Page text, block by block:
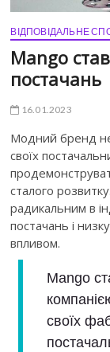
ВІДПОВІДАЛЬНЕ
Mango
постачань
16.01.2023
Модний бренд
своїх
сталого
радикальним в
постачань і
впливом.
Mango
своїх